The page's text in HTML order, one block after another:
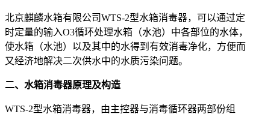
北京麒麟水箱有限公司WTS-2型水箱消毒器，可以通过定
时定量的输入O3循环处理水箱（水池）中各部位的水体，
使水箱（水池）以及其中的水得到有效消毒净化，方便而
又经济地解决二次供水中的水质污染问题。
二、水箱消毒器原理及构造
WTS-2型水箱消毒器，由主控器与消毒循环器两部份组